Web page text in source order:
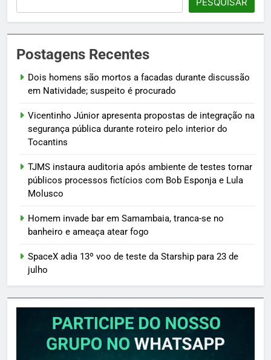
Postagens Recentes
Dois homens são mortos a facadas durante discussão
em Natividade; suspeito é procurado
Vicentinho Júnior apresenta propostas de integração na
segurança pública durante roteiro pelo interior do
Tocantins
TJMS instaura auditoria após ambiente de testes tornar
públicos processos fictícios com Bob Esponja e Lula
Molusco
Homem invade bar em Samambaia, tranca-se no
banheiro e ameaça atear fogo
SpaceX adia 13º voo de teste da Starship para 23 de
julho